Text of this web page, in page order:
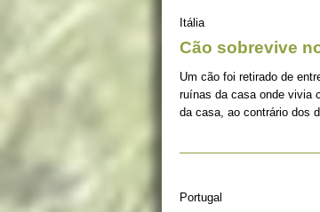
Itália
Cão sobrevive
Um cão foi retirado de
ruínas da casa onde vivia
da casa, ao contrário dos
Portugal